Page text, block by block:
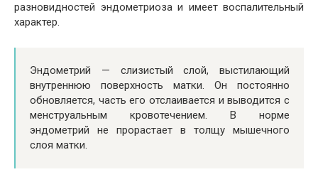
разновидностей эндометриоза и имеет воспалительный
характер.
Эндометрий — слизистый слой, выстилающий
внутреннюю поверхность матки. Он постоянно
обновляется, часть его отслаивается и выводится с
менструальным кровотечением. В норме
эндометрий не прорастает в толщу мышечного
слоя матки.